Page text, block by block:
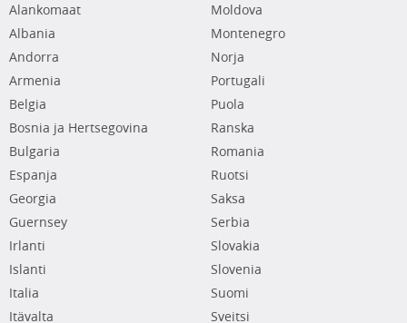
Alankomaat
Albania
Andorra
Armenia
Belgia
Bosnia ja Hertsegovina
Bulgaria
Espanja
Georgia
Guernsey
Irlanti
Islanti
Italia
Itävalta
Moldova
Montenegro
Norja
Portugali
Puola
Ranska
Romania
Ruotsi
Saksa
Serbia
Slovakia
Slovenia
Suomi
Sveitsi